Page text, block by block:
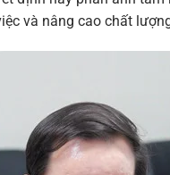
và nâng cao chất